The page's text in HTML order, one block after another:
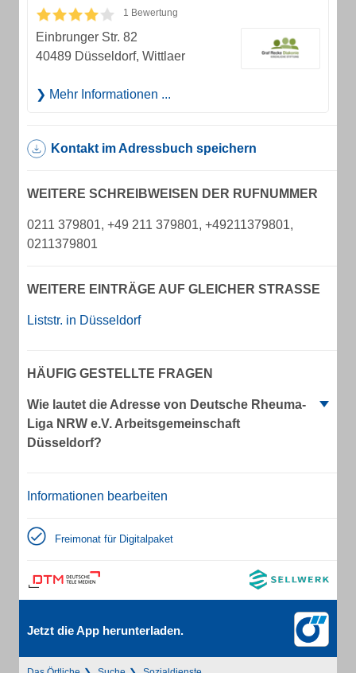
1 Bewertung
Einbrunger Str. 82
40489 Düsseldorf, Wittlaer
Mehr Informationen ...
Kontakt im Adressbuch speichern
WEITERE SCHREIBWEISEN DER RUFNUMMER
0211 379801, +49 211 379801, +49211379801,
0211379801
WEITERE EINTRÄGE AUF GLEICHER STRASSE
Liststr. in Düsseldorf
HÄUFIG GESTELLTE FRAGEN
Wie lautet die Adresse von Deutsche Rheuma-
Liga NRW e.V. Arbeitsgemeinschaft
Düsseldorf?
Informationen bearbeiten
Freimonat für Digitalpaket
Jetzt die App herunterladen.